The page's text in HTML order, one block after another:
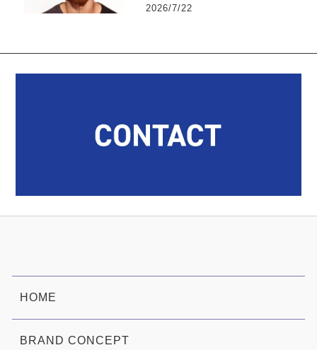
2026/7/22
HOME
BRAND CONCEPT